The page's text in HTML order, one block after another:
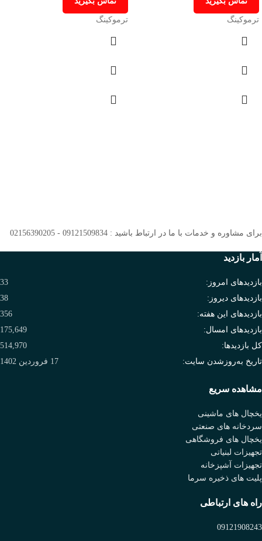
ترموکینگ ترموکینگ
برای مشاوره و خدمات با ما در ارتباط باشید : 09121509834 - 02156390205
آمار بازدید
بازدیدهای امروز:
33
بازدیدهای دیروز:
38
بازدیدهای این هفته:
356
بازدیدهای امسال:
175,649
کل بازدیدها:
514,970
تاریخ به‌روزشدن سایت:
17 فروردین 1402
مشاهده سریع
یخچال های ماشینی
سردخانه های صنعتی
یخچال های فروشگاهی
تجهیزات لبنیاتی
تجهیزات آشپزخانه
پلیت های ذخیره سرما
راه های ارتباطی
09121908243